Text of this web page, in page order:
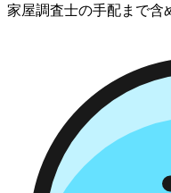
家屋調査士の手配まで含